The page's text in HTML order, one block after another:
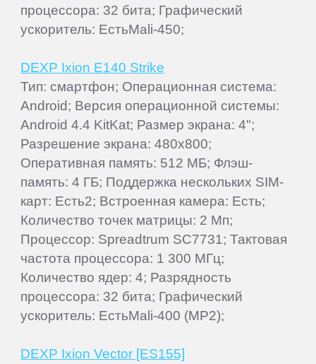
процессора: 32 бита; Графический
ускоритель: ЕстьMali-450;
DEXP Ixion E140 Strike
Тип: смартфон; Операционная система:
Android; Версия операционной системы:
Android 4.4 KitKat; Размер экрана: 4";
Разрешение экрана: 480x800;
Оперативная память: 512 МБ; Флэш-
память: 4 ГБ; Поддержка нескольких SIM-
карт: Есть2; Встроенная камера: Есть;
Количество точек матрицы: 2 Мп;
Процессор: Spreadtrum SC7731; Тактовая
частота процессора: 1 300 МГц;
Количество ядер: 4; Разрядность
процессора: 32 бита; Графический
ускоритель: ЕстьMali-400 (MP2);
DEXP Ixion Vector [ES155]